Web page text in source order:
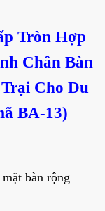
Tròn Hợp
Chân Bàn
Cho Du
BA-13)
bàn rộng